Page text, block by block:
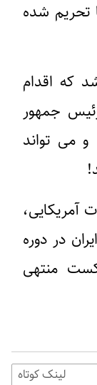
تحریم شده
که اقدام
جمهور
می تواند
آمریکایی،
در دوره
منتهی
لینک کوتاه